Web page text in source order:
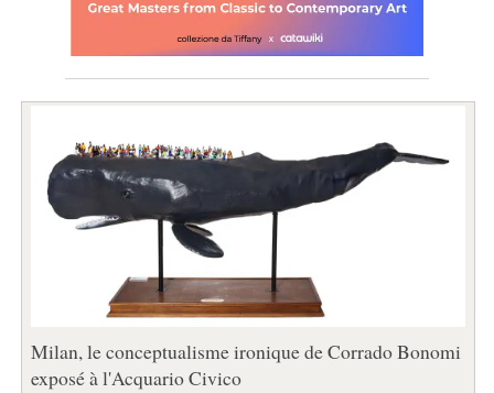
Milan, le conceptualisme ironique de Corrado Bonomi
exposé à l'Acquario Civico